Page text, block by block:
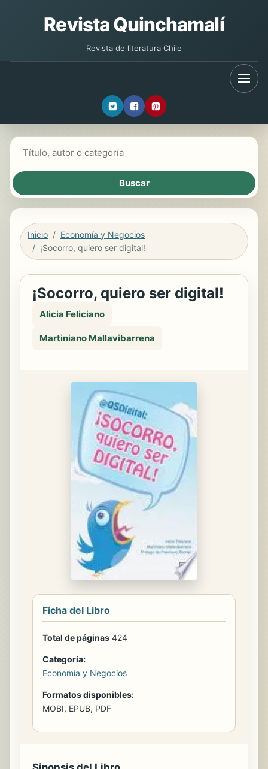
Revista Quinchamalí
Revista de literatura Chile
Inicio
Economía y Negocios
¡Socorro, quiero ser digital!
¡Socorro, quiero ser digital!
Alicia Feliciano
Martiniano Mallavibarrena
Ficha del Libro
Total de páginas 424
Categoría:
Economía y Negocios
Formatos disponibles:
MOBI, EPUB, PDF